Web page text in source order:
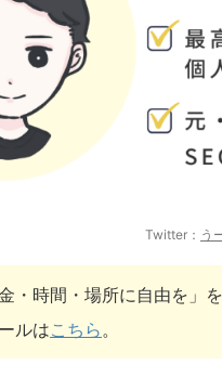
Twitter： う
・時間・場所に自由を」
ルはこちら。